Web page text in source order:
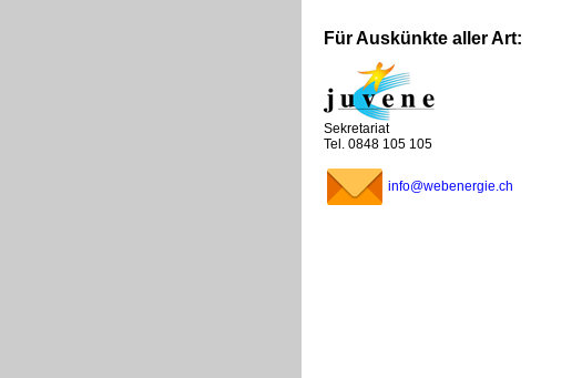
Für Auskünkte aller Art:
Sekretariat
Tel. 0848 105 105
info@webenergie.ch